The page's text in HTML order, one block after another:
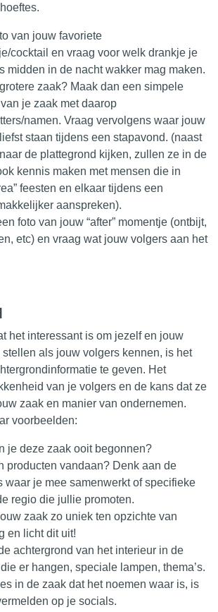
van jouw favoriete
cocktail en vraag voor welk drankje je
midden in de nacht wakker mag maken.
zaak? Maak dan een simpele
je zaak met daarop
namen. Vraag vervolgens waar jouw
staan tijdens een stapavond. (naast
de plattegrond kijken, zullen ze in de
kennis maken met mensen die in
feesten en elkaar tijdens een
aanspreken).
foto van jouw “after” momentje (ontbijt,
etc) en vraag wat jouw volgers aan het
het interessant is om jezelf en jouw
als jouw volgers kennen, is het
te geven. Het
van je volgers en de kans dat ze
zaak en manier van ondernemen.
voorbeelden:
je deze zaak ooit begonnen?
producten vandaan? Denk aan de
waar je mee samenwerkt of specifieke
regio die jullie promoten.
zaak zo uniek ten opzichte van
en licht dit uit!
achtergrond van het interieur in de
die er hangen, speciale lampen, thema’s.
in de zaak dat het noemen waar is, is
op je socials.